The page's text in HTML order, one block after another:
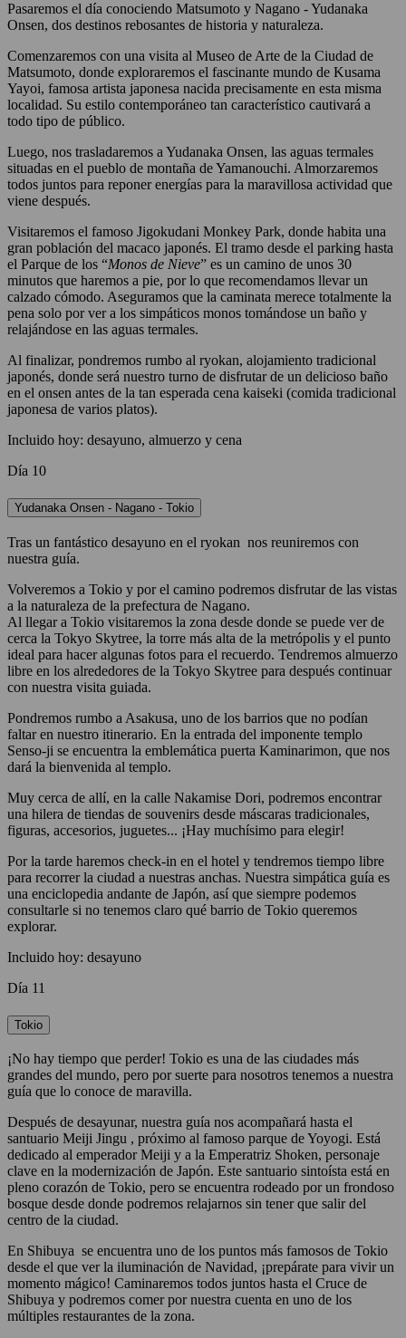
Pasaremos el día conociendo Matsumoto y Nagano - Yudanaka
Onsen, dos destinos rebosantes de historia y naturaleza.
Comenzaremos con una visita al Museo de Arte de la Ciudad de
Matsumoto, donde exploraremos el fascinante mundo de Kusama
Yayoi, famosa artista japonesa nacida precisamente en esta misma
localidad. Su estilo contemporáneo tan característico cautivará a
todo tipo de público.
Luego, nos trasladaremos a Yudanaka Onsen, las aguas termales
situadas en el pueblo de montaña de Yamanouchi. Almorzaremos
todos juntos para reponer energías para la maravillosa actividad que
viene después.
Visitaremos el famoso Jigokudani Monkey Park, donde habita una
gran población del macaco japonés. El tramo desde el parking hasta
el Parque de los “Monos de Nieve” es un camino de unos 30
minutos que haremos a pie, por lo que recomendamos llevar un
calzado cómodo. Aseguramos que la caminata merece totalmente la
pena solo por ver a los simpáticos monos tomándose un baño y
relajándose en las aguas termales.
Al finalizar, pondremos rumbo al ryokan, alojamiento tradicional
japonés, donde será nuestro turno de disfrutar de un delicioso baño
en el onsen antes de la tan esperada cena kaiseki (comida tradicional
japonesa de varios platos).
Incluido hoy: desayuno, almuerzo y cena
Día 10
Yudanaka Onsen - Nagano - Tokio
Tras un fantástico desayuno en el ryokan nos reuniremos con
nuestra guía.
Volveremos a Tokio y por el camino podremos disfrutar de las vistas
a la naturaleza de la prefectura de Nagano.
Al llegar a Tokio visitaremos la zona desde donde se puede ver de
cerca la Tokyo Skytree, la torre más alta de la metrópolis y el punto
ideal para hacer algunas fotos para el recuerdo. Tendremos almuerzo
libre en los alrededores de la Tokyo Skytree para después continuar
con nuestra visita guiada.
Pondremos rumbo a Asakusa, uno de los barrios que no podían
faltar en nuestro itinerario. En la entrada del imponente templo
Senso-ji se encuentra la emblemática puerta Kaminarimon, que nos
dará la bienvenida al templo.
Muy cerca de allí, en la calle Nakamise Dori, podremos encontrar
una hilera de tiendas de souvenirs desde máscaras tradicionales,
figuras, accesorios, juguetes... ¡Hay muchísimo para elegir!
Por la tarde haremos check-in en el hotel y tendremos tiempo libre
para recorrer la ciudad a nuestras anchas. Nuestra simpática guía es
una enciclopedia andante de Japón, así que siempre podemos
consultarle si no tenemos claro qué barrio de Tokio queremos
explorar.
Incluido hoy: desayuno
Día 11
Tokio
¡No hay tiempo que perder! Tokio es una de las ciudades más
grandes del mundo, pero por suerte para nosotros tenemos a nuestra
guía que lo conoce de maravilla.
Después de desayunar, nuestra guía nos acompañará hasta el
santuario Meiji Jingu , próximo al famoso parque de Yoyogi. Está
dedicado al emperador Meiji y a la Emperatriz Shoken, personaje
clave en la modernización de Japón. Este santuario sintoísta está en
pleno corazón de Tokio, pero se encuentra rodeado por un frondoso
bosque desde donde podremos relajarnos sin tener que salir del
centro de la ciudad.
En Shibuya se encuentra uno de los puntos más famosos de Tokio
desde el que ver la iluminación de Navidad, ¡prepárate para vivir un
momento mágico! Caminaremos todos juntos hasta el Cruce de
Shibuya y podremos comer por nuestra cuenta en uno de los
múltiples restaurantes de la zona.